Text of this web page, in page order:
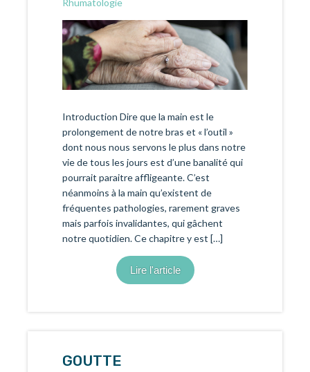
Rhumatologie
Introduction Dire que la main est le
prolongement de notre bras et « l’outil »
dont nous nous servons le plus dans notre
vie de tous les jours est d’une banalité qui
pourrait paraitre affligeante. C’est
néanmoins à la main qu’existent de
fréquentes pathologies, rarement graves
mais parfois invalidantes, qui gâchent
notre quotidien. Ce chapitre y est […]
Lire l'article
GOUTTE